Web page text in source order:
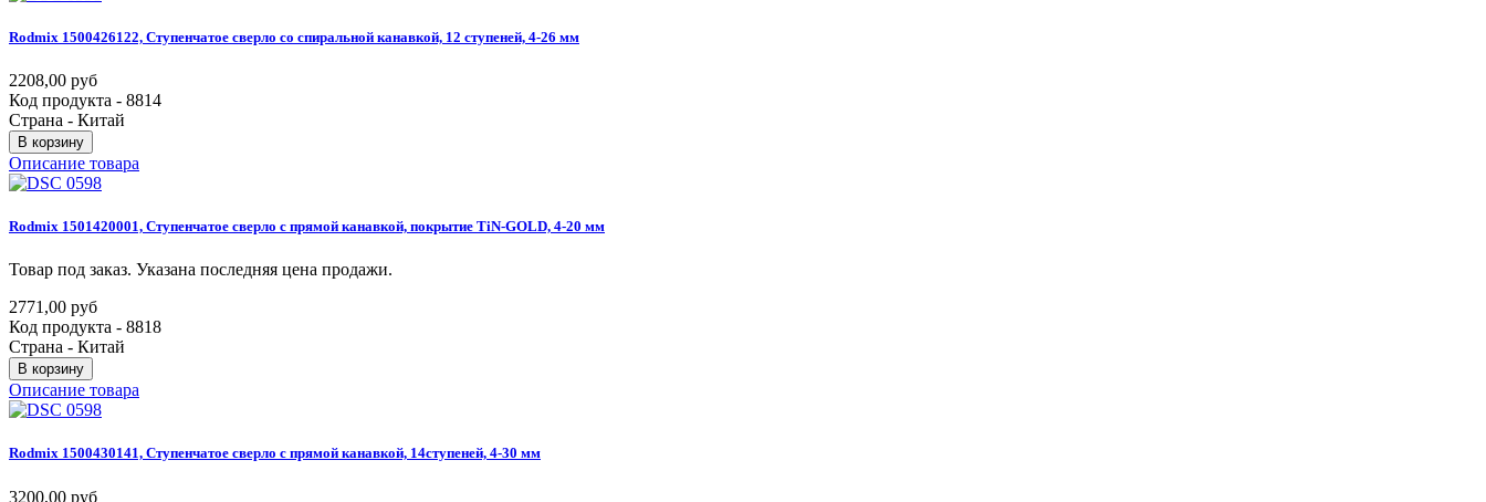
Rodmix 1500426122, Ступенчатое сверло со спиральной канавкой, 12 ступеней, 4-26 мм
2208,00 руб
Код продукта - 8814
Страна - Китай
В корзину
Описание товара
Rodmix 1501420001, Ступенчатое сверло с прямой канавкой, покрытие TiN-GOLD, 4-20 мм
Товар под заказ. Указана последняя цена продажи.
2771,00 руб
Код продукта - 8818
Страна - Китай
В корзину
Описание товара
Rodmix 1500430141, Ступенчатое сверло с прямой канавкой, 14ступеней, 4-30 мм
3200,00 руб